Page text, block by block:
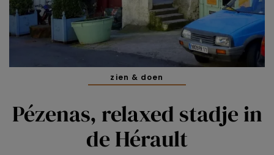
zien & doen
Pézenas, relaxed stadje in
de Hérault